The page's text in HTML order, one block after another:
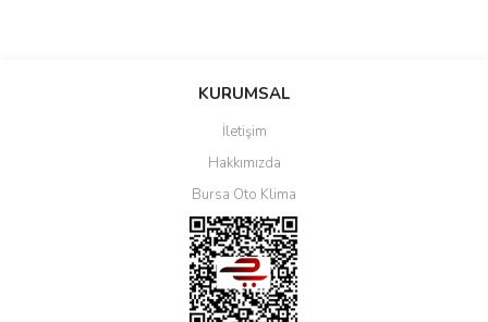
Bu ürüne ilk yorumu siz yapın!
Yorum Yaz
KURUMSAL
İletişim
Hakkımızda
Bursa Oto Klima